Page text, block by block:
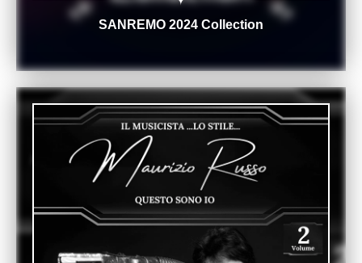
SANREMO 2024 Collection